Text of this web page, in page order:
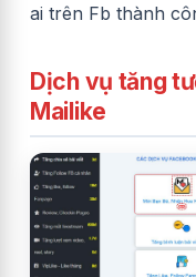
ai trên Fb thành
Dịch vụ tăng
Mailike